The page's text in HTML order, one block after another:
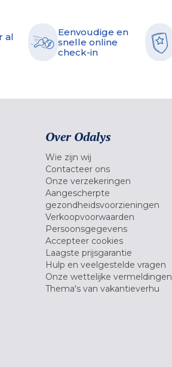
al
Eenvoudige en
snelle online
check-in
Over Odalys
Wie zijn wij
Contacteer ons
Onze verzekeringen
Aangescherpte
gezondheidsvoorzieningen
Verkoopvoorwaarden
Persoonsgegevens
Accepteer cookies
Laagste prijsgarantie
Hulp en veelgestelde vragen
Onze wettelijke vermeldingen
Thema's van vakantieverhu